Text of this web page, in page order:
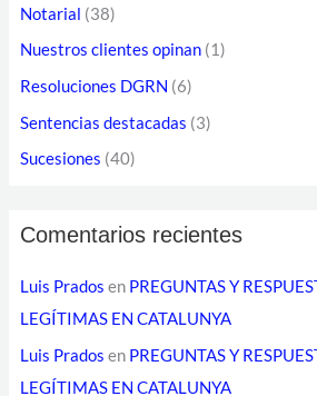
Notarial (38)
Nuestros clientes opinan(1)
Resoluciones DGRN (6)
Sentencias destacadas (3)
Sucesiones (40)
Comentarios recientes
Luis Prados en PREGUNTAS Y
LEGÍTIMAS EN CATALUNYA
Luis Prados en PREGUNTAS Y
LEGÍTIMAS EN CATALUNYA
e
o
e
r